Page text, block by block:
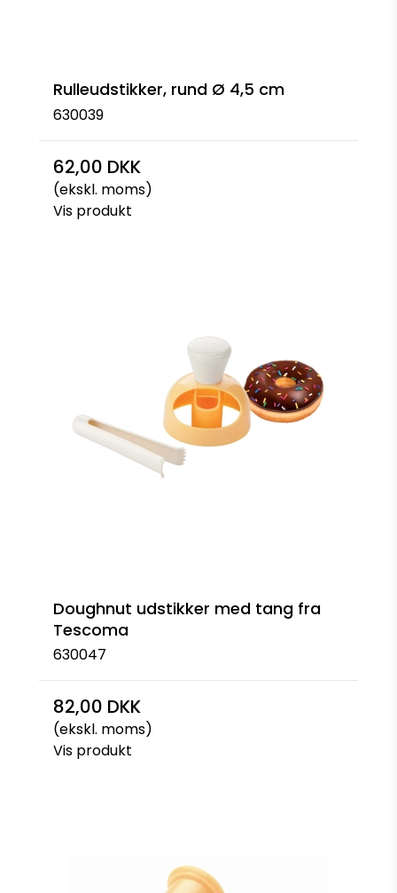
Rulleudstikker, rund Ø 4,5 cm
630039
62,00 DKK
(ekskl. moms)
Vis produkt
Doughnut udstikker med tang fra
Tescoma
630047
82,00 DKK
(ekskl. moms)
Vis produkt